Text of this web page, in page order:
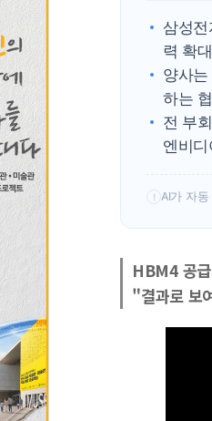
삼성
력 확
양사
하는
전 부
엔비
! AI가 자
HBM4 공
"결과로 보